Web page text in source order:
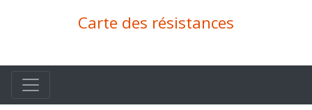
Carte des résistances